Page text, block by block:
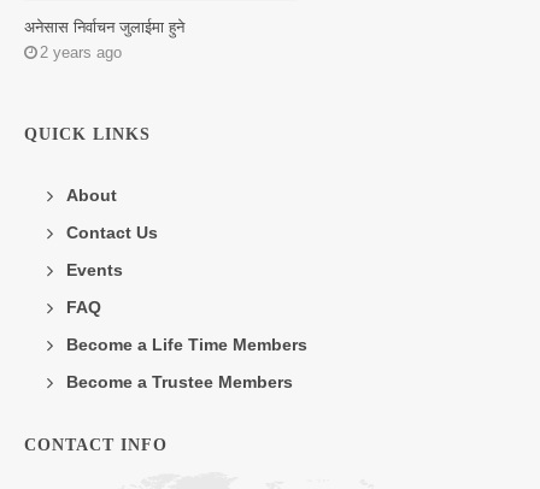
अनेसास निर्वाचन जुलाईमा हुने
2 years ago
QUICK LINKS
About
Contact Us
Events
FAQ
Become a Life Time Members
Become a Trustee Members
CONTACT INFO